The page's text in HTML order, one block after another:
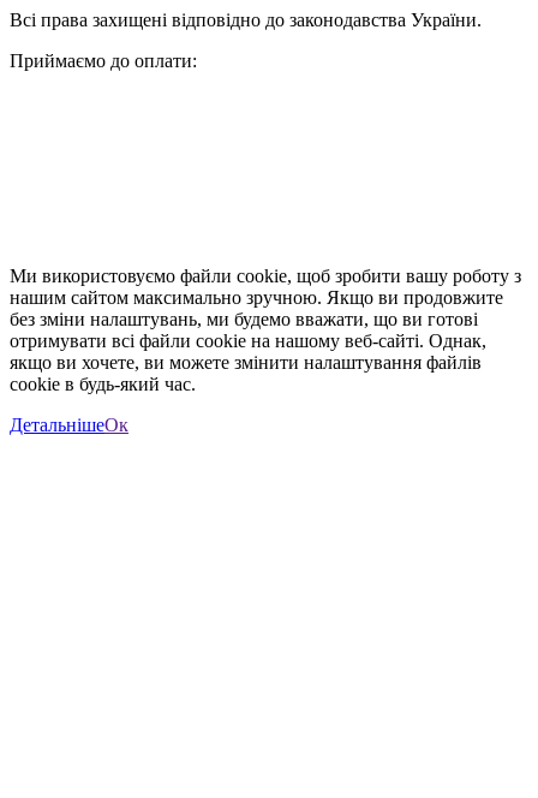
Всі права захищені відповідно до законодавства України.
Приймаємо до оплати:
Ми використовуємо файли cookie, щоб зробити вашу роботу з
нашим сайтом максимально зручною. Якщо ви продовжите
без зміни налаштувань, ми будемо вважати, що ви готові
отримувати всі файли cookie на нашому веб-сайті. Однак,
якщо ви хочете, ви можете змінити налаштування файлів
cookie в будь-який час.
ДетальнішеОк